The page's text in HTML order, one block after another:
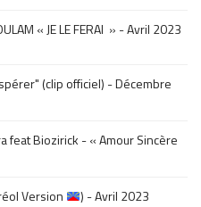
« JE LE FERAI » - Avril 2023
(clip officiel) - Décembre
feat Biozirick - « Amour Sincère
Version
) - Avril 2023